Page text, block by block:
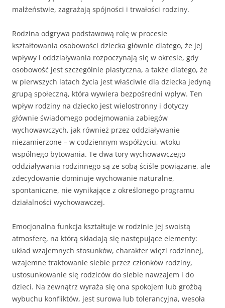
małżeństwie, zagrażają spójności i trwałości rodziny.
Rodzina odgrywa podstawową rolę w procesie
kształtowania osobowości dziecka głównie dlatego, że jej
wpływy i oddziaływa­nia rozpoczynają się w okresie, gdy
osobowość jest szczególnie pla­styczna, a także dlatego, że
w pierwszych latach życia jest właści­wie dla dziecka jedyną
grupą społeczną, która wywiera bezpośredni wpływ. Ten
wpływ rodziny na dziecko jest wielostronny i dotyczy
głównie świadomego podejmowania zabiegów
wychowawczych, jak również przez oddziaływanie
niezamierzone – w codziennym współżyciu, wtoku
wspólnego bytowania. Te dwa tory wychowaw­czego
oddziaływania rodzinnego są ze sobą ściśle powiązane, ale
zdecydowanie dominuje wychowanie naturalne,
spontaniczne, nie wynikające z określonego programu
działalności wychowawczej.
Emocjonalna funkcja kształtuje w rodzinie jej swoistą
atmosferę, na którą składają się następujące elementy:
układ wzajemnych sto­sunków, charakter więzi rodzinnej,
wzajemne traktowanie siebie przez członków rodziny,
ustosunkowanie się rodziców do siebie na­wzajem i do
dzieci. Na zewnątrz wyraża się ona spokojem lub groź­bą
wybuchu konfliktów, jest surowa lub tolerancyjna, wesoła